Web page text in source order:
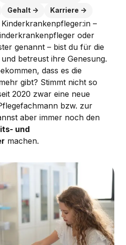
Gehalt Karriere
–
oder
genannt – bist du für die
betreust ihre Genesung.
dass es die
gibt? Stimmt nicht so
2020 zwar eine neue
bzw. zur
aber immer noch den
und
machen.